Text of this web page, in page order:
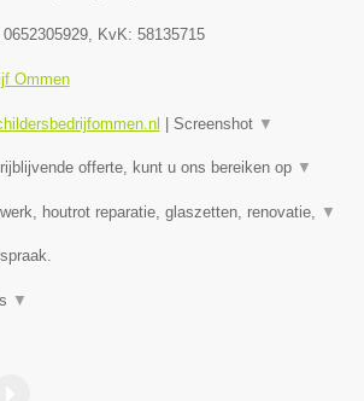
0652305929, KvK: 58135715
Ommen
Screenshot ▼
offerte, kunt u ons bereiken op ▼
houtrot reparatie, glaszetten, renovatie, ▼
▼